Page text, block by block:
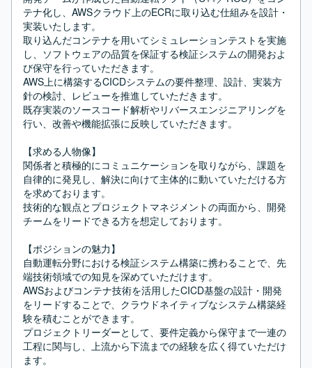
テナ化し、AWSクラウド上のECRに取り込む仕組みを設計・
実装いたします。
取り込んだコンテナを用いてシミュレーションテストを実施
し、ソフトウェアの品質を保証する検証システムの開発およ
び保守を行っていただきます。
AWS上に構築するCICDシステムの要件整理、設計、実装方
針の検討、レビューを推進していただきます。
既存実装のソースコード解析やリバースエンジニアリングを
行い、改善や機能拡張に反映していただきます。
【求める人物像】
関係者と積極的にコミュニケーションを取りながら、課題を
自律的に発見し、解決に向けて主体的に動いていただける方
を求めております。
技術的な観点とプロジェクトマネジメントの両面から、開発
チームをリードできる方を想定しております。
【ポジションの魅力】
自動運転分野における検証システム構築に携わることで、先
端技術領域での知見を深めていただけます。
AWSおよびコンテナ技術を活用したCICD基盤の設計・開発
をリードすることで、クラウドネイティブなシステム構築経
験を積むことができます。
プロジェクトリーダーとして、要件定義から保守まで一連の
工程に関与し、上流から下流までの経験を広く得ていただけ
ます。